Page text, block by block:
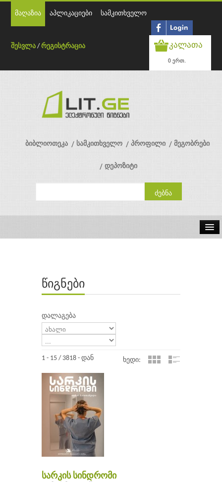
მაღაზია აპლიკაციები სამკითხველო
შესვლა /რეგისტრაცია კალათა
0 ერთ.
ბიბლიოთეკა სამკითხველო პროფილი მეგობრები
დეპოზიტი
ავტორებიწიგნები
დალაგება
1 - 15 / 3818 - დან ხედი:
სარკის სინდრომი